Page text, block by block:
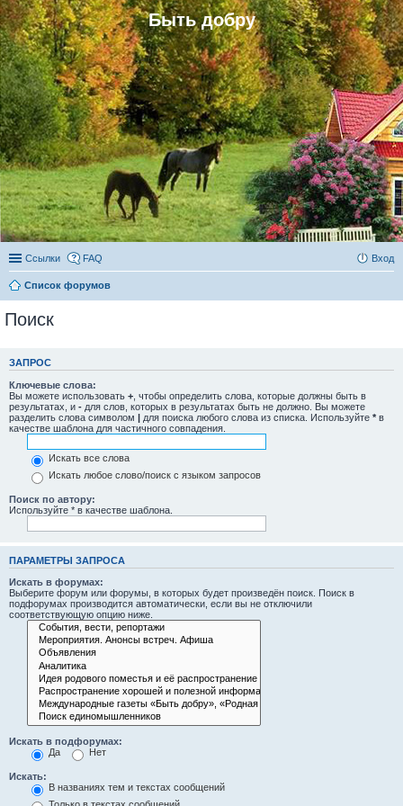
Быть добру
Ссылки FAQ Вход
Список форумов
Поиск
ЗАПРОС
Ключевые слова:
Вы можете использовать + , чтобы определить слова, которые должны быть в
результатах, и - для слов, которых в результатах быть не должно. Вы можете
разделить слова символом | для поиска любого слова из списка. Используйте * в
качестве шаблона для частичного совпадения.
Искать все слова
Искать любое слово/поиск с языком запросов
Поиск по автору:
Используйте * в качестве шаблона.
ПАРАМЕТРЫ ЗАПРОСА
Искать в форумах:
Выберите форум или форумы, в которых будет произведён поиск. Поиск в
подфорумах производится автоматически, если вы не отключили
соответствующую опцию ниже.
Искать в подфорумах:
Да
Нет
Искать:
В названиях тем и текстах сообщений